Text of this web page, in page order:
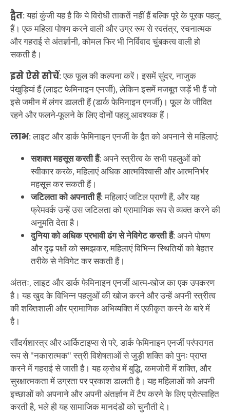
द्वैत: यहां कुंजी यह है कि ये विरोधी ताकतें नहीं हैं बल्कि पूरे के पूरक पहलू
हैं। एक महिला पोषण करने वाली और उग्र रूप से स्वतंत्र, रचनात्मक
और गहराई से अंतर्ज्ञानी, कोमल फिर भी निर्विवाद चुंबकत्व वाली हो
सकती है।
इसे ऐसे सोचें: एक फूल की कल्पना करें। इसमें सुंदर, नाजुक
पंखुड़ियां हैं (लाइट फेमिनाइन एनर्जी), लेकिन इसमें मजबूत जड़ें भी हैं जो
इसे जमीन में लंगर डालती हैं (डार्क फेमिनाइन एनर्जी)। फूल के जीवित
रहने और फलने-फूलने के लिए दोनों पहलू आवश्यक हैं।
लाभ: लाइट और डार्क फेमिनाइन एनर्जी के द्वैत को अपनाने से महिलाएं:
सशक्त महसूस करती हैं: अपने स्त्रीत्व के सभी पहलुओं को
स्वीकार करके, महिलाएं अधिक आत्मविश्वासी और आत्मनिर्भर
महसूस कर सकती हैं।
जटिलता को अपनाती हैं: महिलाएं जटिल प्राणी हैं, और यह
फ्रेमवर्क उन्हें उस जटिलता को प्रामाणिक रूप से व्यक्त करने की
अनुमति देता है।
दुनिया को अधिक प्रभावी ढंग से नेविगेट करती हैं: अपने पोषण
और दृढ़ पक्षों को समझकर, महिलाएं विभिन्न स्थितियों को बेहतर
तरीके से नेविगेट कर सकती हैं।
अंततः, लाइट और डार्क फेमिनाइन एनर्जी आत्म-खोज का एक उपकरण
है। यह खुद के विभिन्न पहलुओं की खोज करने और उन्हें अपनी स्त्रीत्व
की शक्तिशाली और प्रामाणिक अभिव्यक्ति में एकीकृत करने के बारे में
है।
सौंदर्यशास्त्र और आर्किटाइप्स से परे, डार्क फेमिनाइन एनर्जी परंपरागत
रूप से "नकारात्मक" स्त्री विशेषताओं से जुड़ी शक्ति को पुनः प्राप्त
करने में गहराई से जाती है। यह क्रोध में बुद्धि, कमजोरी में शक्ति, और
सुरक्षात्मकता में उग्रता पर प्रकाश डालती है। यह महिलाओं को अपनी
इच्छाओं को अपनाने और अपनी अंतर्ज्ञान में टैप करने के लिए प्रोत्साहित
करती है, भले ही यह सामाजिक मानदंडों को चुनौती दे।